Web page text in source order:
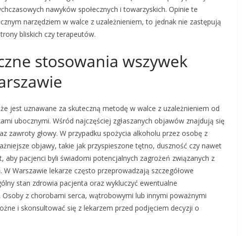
nawyków społecznych i towarzyskich. Opinie te
narzędziem w walce z uzależnieniem, to jednak nie zastępują
bliskich czy terapeutów.
stosowania wszywek
jest uznawane za skuteczną metodę w walce z uzależnieniem od
ubocznymi. Wśród najczęściej zgłaszanych objawów znajdują się
zawroty głowy. W przypadku spożycia alkoholu przez osobę z
objawy, takie jak przyspieszone tętno, duszność czy nawet
aby pacjenci byli świadomi potencjalnych zagrożeń związanych z
Warszawie lekarze często przeprowadzają szczegółowe
stan zdrowia pacjenta oraz wykluczyć ewentualne
z chorobami serca, wątrobowymi lub innymi poważnymi
i skonsultować się z lekarzem przed podjęciem decyzji o